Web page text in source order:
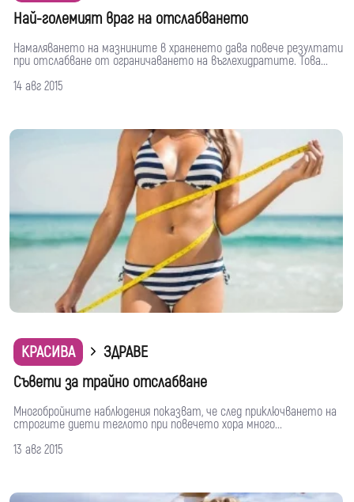
Най-големият враг на отслабването
Намаляването на мазнините в храненето дава повече резултати
при отслабване от ограничаването на въглехидратите. Това...
14 авг 2015
КРАСИВА
ЗДРАВЕ
Съвети за трайно отслабване
Многобройните наблюдения показват, че след приключването на
строгите диети теглото при повечето хора много...
13 авг 2015